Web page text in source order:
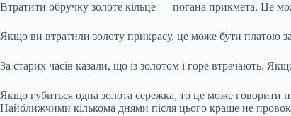
Втратити обручку золоте кільце — погана прикмета. Це
Якщо ви втратили золоту прикрасу, це може бути платою
За старих часів казали, що із золотом і горе втрачають.
Якщо губиться одна золота сережка, то це може говорити
Найближчими кількома днями після цього краще не